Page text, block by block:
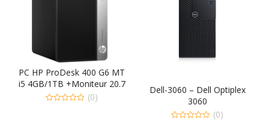
PC HP ProDesk 400 G6 MT
i5 4GB/1TB +Moniteur 20.7
– 7ZW62EA
(0)
Dell-3060 – Dell Optiplex
3060
(0)